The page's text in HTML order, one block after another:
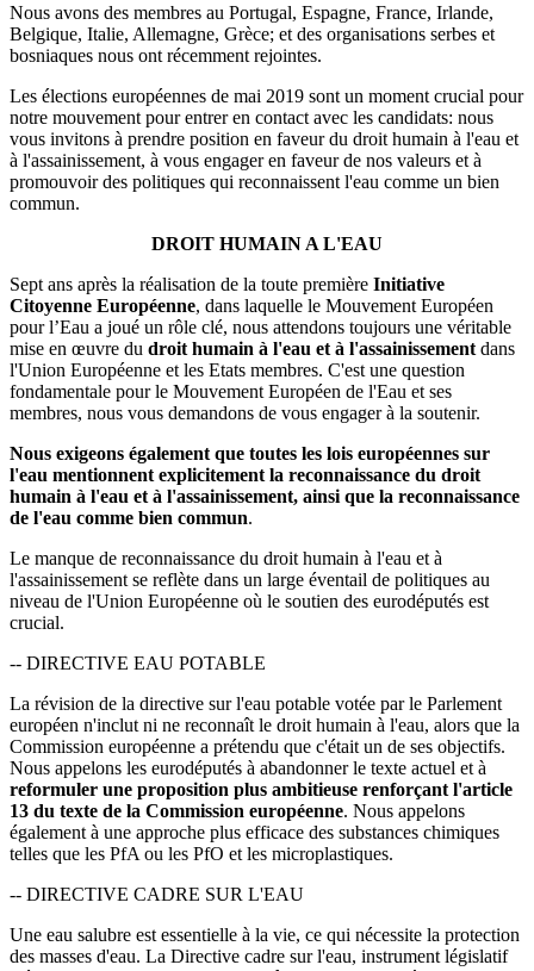
Nous avons des membres au Portugal, Espagne, France, Irlande,
Belgique, Italie, Allemagne, Grèce; et des organisations serbes et
bosniaques nous ont récemment rejointes.
Les élections européennes de mai 2019 sont un moment crucial pour
notre mouvement pour entrer en contact avec les candidats: nous
vous invitons à prendre position en faveur du droit humain à l'eau et
à l'assainissement, à vous engager en faveur de nos valeurs et à
promouvoir des politiques qui reconnaissent l'eau comme un bien
commun.
DROIT HUMAIN A L'EAU
Sept ans après la réalisation de la toute première Initiative
Citoyenne Européenne, dans laquelle le Mouvement Européen
pour l’Eau a joué un rôle clé, nous attendons toujours une véritable
mise en œuvre du droit humain à l'eau et à l'assainissement dans
l'Union Européenne et les Etats membres. C'est une question
fondamentale pour le Mouvement Européen de l'Eau et ses
membres, nous vous demandons de vous engager à la soutenir.
Nous exigeons également que toutes les lois européennes sur
l'eau mentionnent explicitement la reconnaissance du droit
humain à l'eau et à l'assainissement, ainsi que la reconnaissance
de l'eau comme bien commun.
Le manque de reconnaissance du droit humain à l'eau et à
l'assainissement se reflète dans un large éventail de politiques au
niveau de l'Union Européenne où le soutien des eurodéputés est
crucial.
-- DIRECTIVE EAU POTABLE
La révision de la directive sur l'eau potable votée par le Parlement
européen n'inclut ni ne reconnaît le droit humain à l'eau, alors que la
Commission européenne a prétendu que c'était un de ses objectifs.
Nous appelons les eurodéputés à abandonner le texte actuel et à
reformuler une proposition plus ambitieuse renforçant l'article
13 du texte de la Commission européenne. Nous appelons
également à une approche plus efficace des substances chimiques
telles que les PfA ou les PfO et les microplastiques.
-- DIRECTIVE CADRE SUR L'EAU
Une eau salubre est essentielle à la vie, ce qui nécessite la protection
des masses d'eau. La Directive cadre sur l'eau, instrument législatif